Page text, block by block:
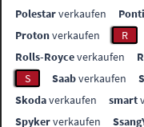
Polestarverkaufen
Protonverkaufen R
Rolls-Royceverkaufen
S
Saabverkaufen
Skodaverkaufen smart
Spykerverkaufen